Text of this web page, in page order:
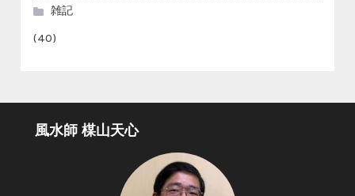
雑記
(40)
風水師 楳山天心